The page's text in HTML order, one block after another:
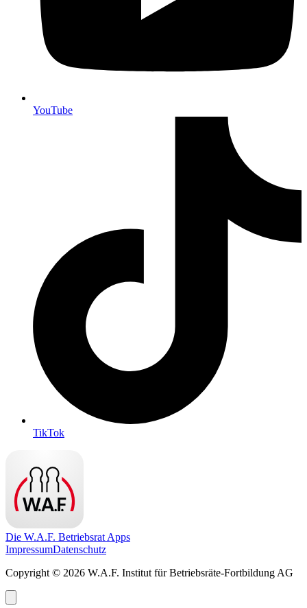
YouTube
TikTok
Die W.A.F. Betriebsrat Apps
ImpressumDatenschutz
Copyright © 2026 W.A.F. Institut für Betriebsräte-Fortbildung AG